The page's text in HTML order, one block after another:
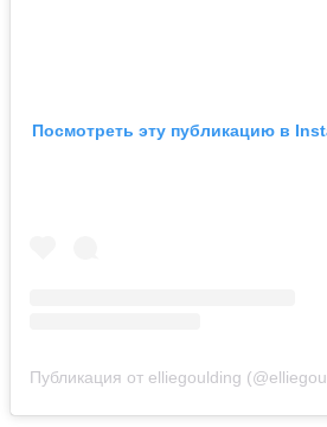
Посмотреть эту публикацию в